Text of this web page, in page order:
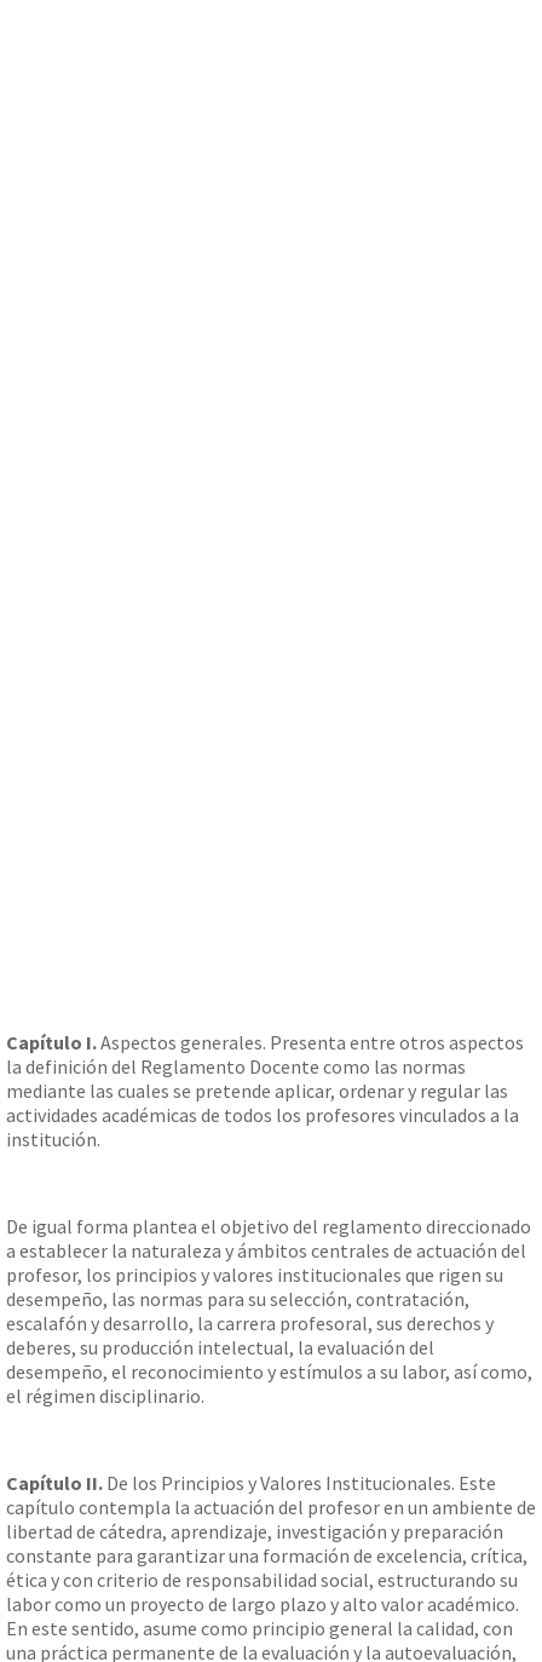
Capítulo I.Aspectos generales. Presenta entre otros aspectos
la definición del Reglamento Docente como las normas
mediante las cuales se pretende aplicar, ordenar y regular las
actividades académicas de todos los profesores vinculados a la
institución.
De igual forma plantea el objetivo del reglamento direccionado
a establecer la naturaleza y ámbitos centrales de actuación del
profesor, los principios y valores institucionales que rigen su
desempeño, las normas para su selección, contratación,
escalafón y desarrollo, la carrera profesoral, sus derechos y
deberes, su producción intelectual, la evaluación del
desempeño, el reconocimiento y estímulos a su labor, así como,
el régimen disciplinario.
Capítulo II.De los Principios y Valores Institucionales. Este
capítulo contempla la actuación del profesor en un ambiente de
libertad de cátedra, aprendizaje, investigación y preparación
constante para garantizar una formación de excelencia, crítica,
ética y con criterio de responsabilidad social, estructurando su
labor como un proyecto de largo plazo y alto valor académico.
En este sentido, asume como principio general la calidad, con
una práctica permanente de la evaluación y la autoevaluación,